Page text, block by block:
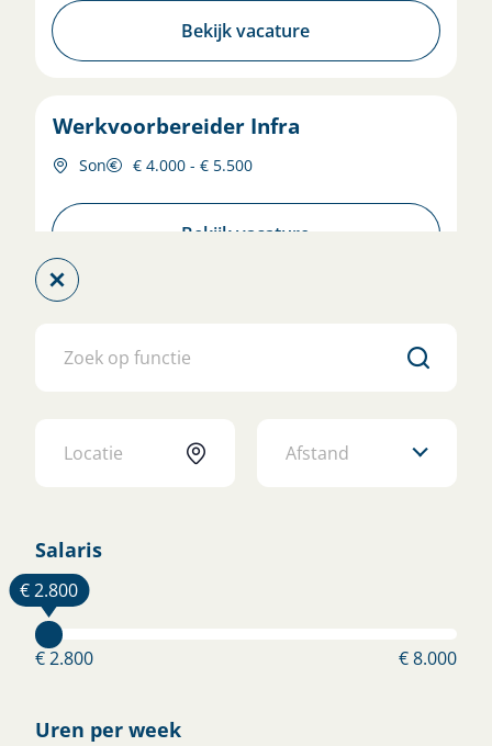
Afstand
Salaris
€ 2.800
€ 2.800 € 8.000
Uren per week
Bekijk vacature
Werkvoorbereider Infra
Son € 4.000 - € 5.500
Bekijk vacature
Metaalbewerking - Capelle aan den
Monteur Bouwbeveiliging